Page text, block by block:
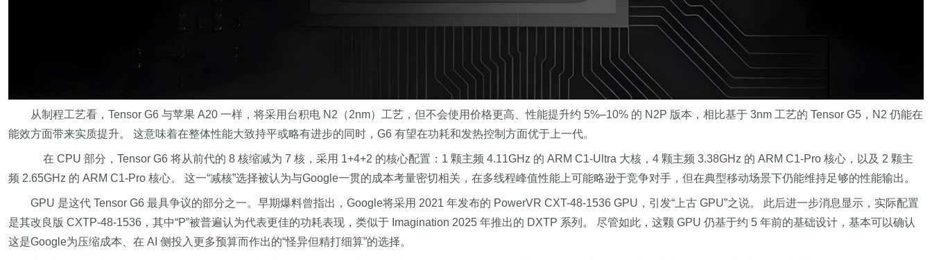
从制程工艺看，Tensor G6 与苹果 A20 一样，将采用台积电 N2（2nm）工艺，但不会使用价格更高、性能提升约 5%–10% 的 N2P 版本，相比基于 3nm 工艺的 Tensor G5，N2 仍能在
能效方面带来实质提升。 这意味着在整体性能大致持平或略有进步的同时，G6 有望在功耗和发热控制方面优于上一代。
在 CPU 部分，Tensor G6 将从前代的 8 核缩减为 7 核，采用 1+4+2 的核心配置：1 颗主频 4.11GHz 的 ARM C1-Ultra 大核，4 颗主频 3.38GHz 的 ARM C1-Pro 核心，以及 2 颗主
频 2.65GHz 的 ARM C1-Pro 核心。 这一“减核”选择被认为与Google一贯的成本考量密切相关，在多线程峰值性能上可能略逊于竞争对手，但在典型移动场景下仍能维持足够的性能输出。
GPU 是这代 Tensor G6 最具争议的部分之一。早期爆料曾指出，Google将采用 2021 年发布的 PowerVR CXT-48-1536 GPU，引发“上古 GPU”之说。 此后进一步消息显示，实际配置
是其改良版 CXTP-48-1536，其中“P”被普遍认为代表更佳的功耗表现，类似于 Imagination 2025 年推出的 DXTP 系列。 尽管如此，这颗 GPU 仍基于约 5 年前的基础设计，基本可以确认
这是Google为压缩成本、在 AI 侧投入更多预算而作出的“怪异但精打细算”的选择。